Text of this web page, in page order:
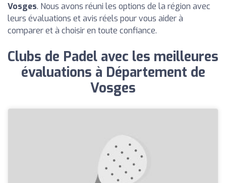
Vosges. Nous avons réuni les options de la région avec
leurs évaluations et avis réels pour vous aider à
comparer et à choisir en toute confiance.
Clubs de Padel avec les meilleures
évaluations à Département de
Vosges